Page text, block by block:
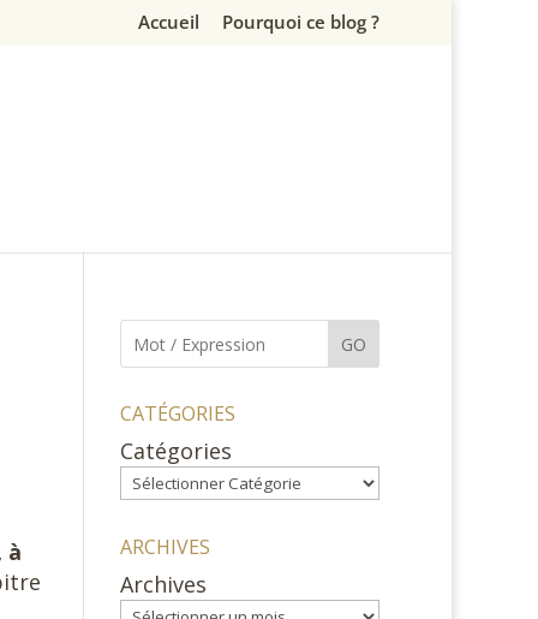
Accueil Pourquoi ce blog ?
à
GO
CATÉGORIES
Catégories
ARCHIVES
Archives